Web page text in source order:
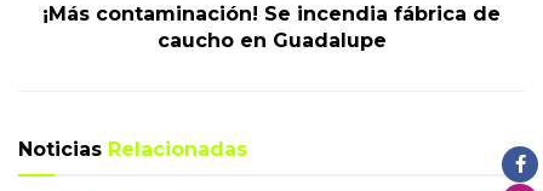
¡Más contaminación! Se incendia fábrica de
caucho en Guadalupe
Noticias Relacionadas